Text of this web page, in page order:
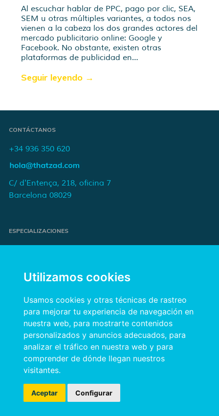
Utilizamos cookies
Usamos cookies y otras técnicas de rastreo
para mejorar tu experiencia de navegación en
nuestra web, para mostrarte contenidos
personalizados y anuncios adecuados, para
analizar el tráfico en nuestra web y para
comprender de dónde llegan nuestros
visitantes.
Aceptar Configurar
Al escuchar hablar de PPC, pago por clic, SEA,
SEM u otras múltiples variantes, a todos nos
vienen a la cabeza los dos grandes actores del
mercado publicitario online: Google y
Facebook. No obstante, existen otras
plataformas de publicidad en…
Seguir leyendo →
CONTÁCTANOS
+34 936 350 620
C/ d'Entença, 218, oficina 7
Barcelona 08029
ESPECIALIZACIONES
Publicidad online orientada a resultados
INFORMACIÓN
Política de privacidad
Política de cookies
Aviso legal